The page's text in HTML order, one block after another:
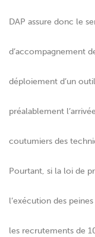
DAP assure donc le
d’accompagnement
déploiement d’un
préalablement
coutumiers des
Pourtant, si la loi de
l’exécution des
les recrutements de